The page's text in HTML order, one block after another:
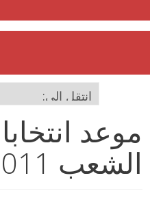
موعد
الشعب 2011 في مصر